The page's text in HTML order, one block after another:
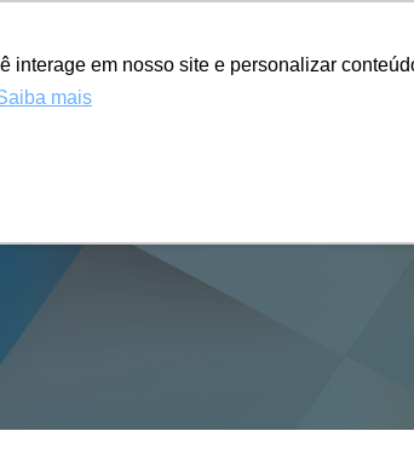
em nosso site e personalizar
maisPESQUISA